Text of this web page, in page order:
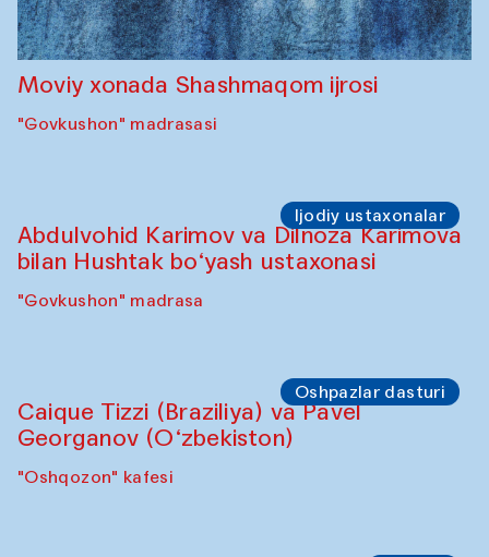
Moviy xonada Shashmaqom ijrosi
"Govkushon" madrasasi
Ijodiy ustaxonalar
Abdulvohid Karimov va Dilnoza Karimova
bilan Hushtak bo‘yash ustaxonasi
"Govkushon" madrasa
Oshpazlar dasturi
Caique Tizzi (Braziliya) va Pavel
Georganov (O‘zbekiston)
"Oshqozon" kafesi